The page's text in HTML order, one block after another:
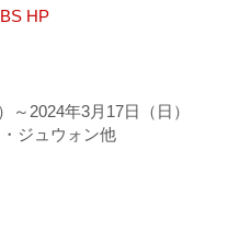
HP
～2024年3月17日（日）
ジュウォン他